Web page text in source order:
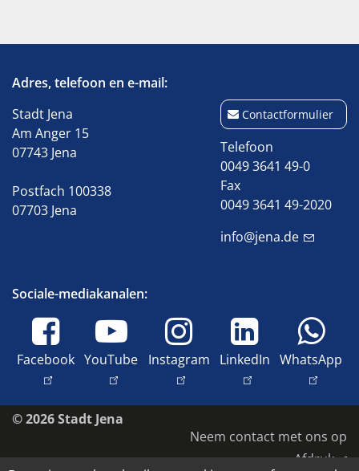
Adres, telefoon en e-mail:
Stadt Jena
Am Anger 15
07743 Jena
Postfach 100338
07703 Jena
Contactformulier
Telefoon
0049 3641 49-0
Fax
0049 3641 49-2020
info@jena.de
Sociale-mediakanalen:
Facebook YouTube Instagram LinkedIn WhatsApp
© 2026 Stadt Jena
Neem contact met ons op
Afdruk